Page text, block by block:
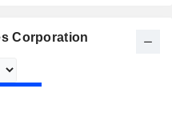
Corporation